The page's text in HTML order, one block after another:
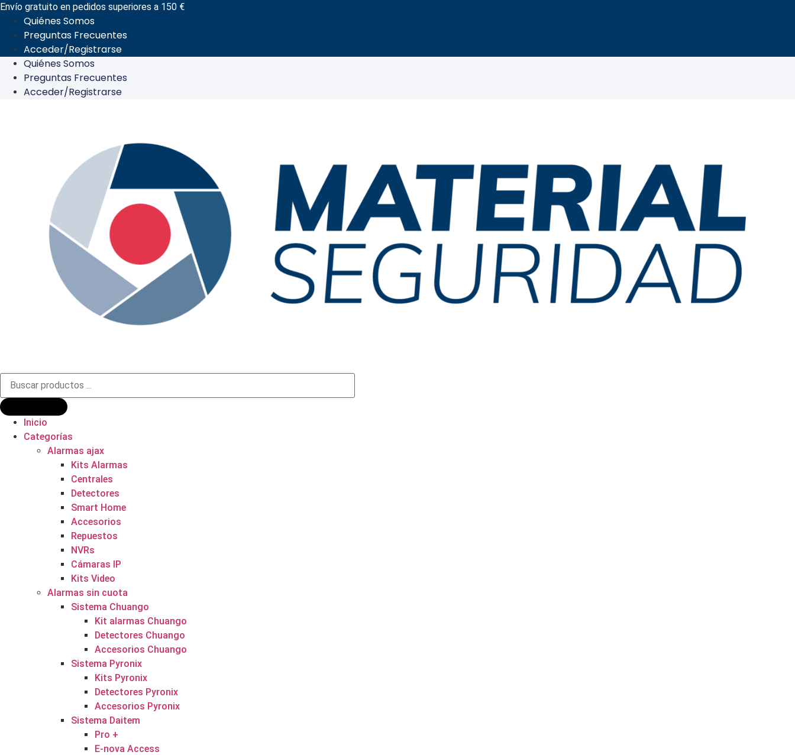
Ir
contenido
Envío gratuito en pedidos superiores a 150 €
Quiénes Somos
Preguntas Frecuentes
Acceder/Registrarse
Quiénes Somos
Preguntas Frecuentes
Acceder/Registrarse
Búsqueda
productos
Inicio
Categorías
Alarmas ajax
Kits Alarmas
Centrales
Detectores
Smart Home
Accesorios
Repuestos
NVRs
Cámaras IP
Kits Video
Alarmas sin cuota
Sistema Chuango
Kit alarmas Chuango
Detectores Chuango
Accesorios Chuango
Sistema Pyronix
Kits Pyronix
Detectores Pyronix
Accesorios Pyronix
Sistema Daitem
Pro +
E-nova Access